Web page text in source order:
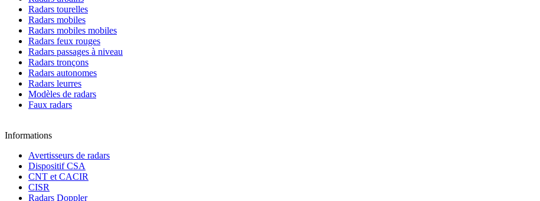
Radars tourelles
Radars mobiles
Radars mobiles mobiles
Radars feux rouges
Radars passages à niveau
Radars tronçons
Radars autonomes
Radars leurres
Modèles de radars
Faux radars
Informations
Avertisseurs de radars
Dispositif CSA
CNT et CACIR
CISR
Radars Doppler